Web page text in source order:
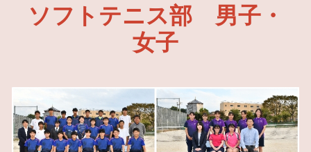
ソフトテニス部 男子・
女子